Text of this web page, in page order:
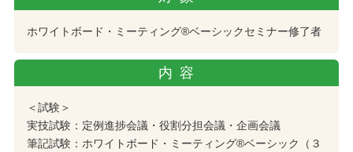
ホワイトボード・ミーティング®︎ベーシックセミナー修了者
内容
＜試験＞
実技試験：定例進捗会議・役割分担会議・企画会議
筆記試験：ホワイトボード・ミーティング®︎ベーシック（３